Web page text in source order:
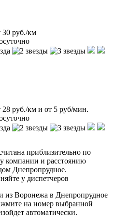
30 руб./км
28 руб./км и от 5 руб/мин.
приблизительно по
компании и расстоянию
Днепропрудное.
у диспетчеров
из Воронежа в Днепропрудное
на номер выбранной
автоматически.